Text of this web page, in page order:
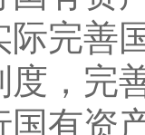
际完善
度，完
资产